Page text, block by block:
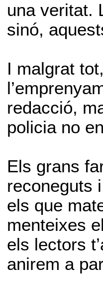
una veritat.
sinó,
I malgrat
redacció,
policia no
Els grans
reconeguts
els que
menteixes
els lectors
anirem a